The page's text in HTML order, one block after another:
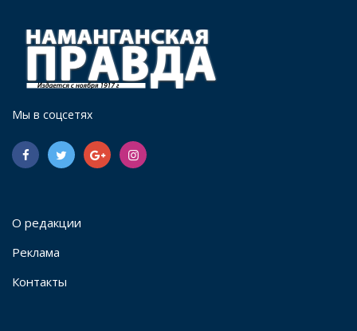
Мы в соцсетях
О редакции
Реклама
Контакты